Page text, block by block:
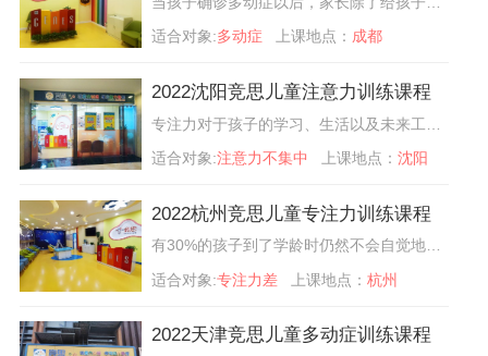
适合对象:多动症 上课地点： 成都
2022沈阳竞思儿童注意力训练课程
适合对象:注意力不集中 上课地点： 沈阳
2022杭州竞思儿童专注力训练课程
有30%的孩子到了学龄时仍然不会自觉地去学习，总是要家长不断地督促，上课注意力不集中，爱做小动作，写作业边写边玩等。其实，这都是孩子缺乏学习自觉性造成的。那么该怎么办呢？可以通过脑电生物反馈训练来提高孩子的注意力，培养孩子的学习习惯，提高孩子的学习能力。
适合对象:专注力差上课地点： 杭州
2022天津竞思儿童多动症训练课程